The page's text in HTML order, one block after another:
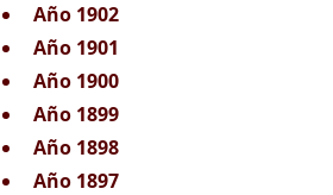
Año 1902
Año 1901
Año 1900
Año 1899
Año 1898
Año 1897